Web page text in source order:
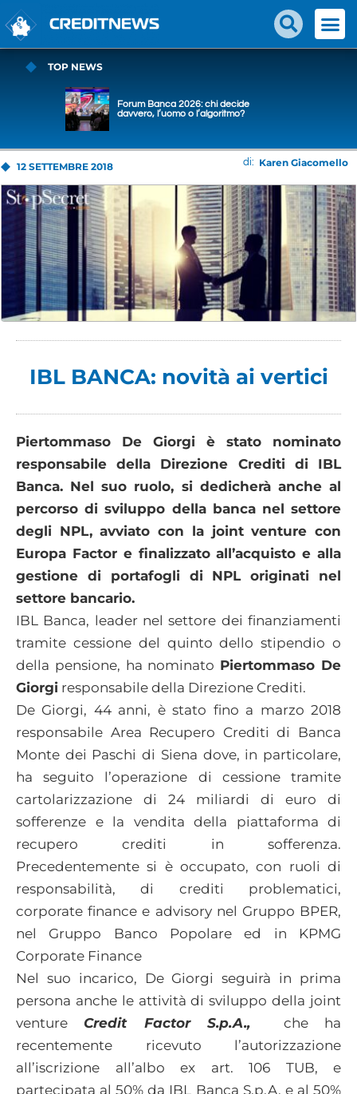
TOP NEWS
Forum Banca 2026: chi decide
davvero, l’uomo o l’algoritmo?
12 SETTEMBRE 2018 di: Karen Giacomello
IBL BANCA: novità ai vertici
Piertommaso De Giorgi è stato nominato
responsabile della Direzione Crediti di IBL
Banca. Nel suo ruolo, si dedicherà anche al
percorso di sviluppo della banca nel settore
degli NPL, avviato con la joint venture con
Europa Factor e finalizzato all’acquisto e alla
gestione di portafogli di NPL originati nel
settore bancario.
IBL Banca, leader nel settore dei finanziamenti
tramite cessione del quinto dello stipendio o
della pensione, ha nominato Piertommaso De
Giorgi responsabile della Direzione Crediti.
De Giorgi, 44 anni, è stato fino a marzo 2018
responsabile Area Recupero Crediti di Banca
Monte dei Paschi di Siena dove, in particolare,
ha seguito l’operazione di cessione tramite
cartolarizzazione di 24 miliardi di euro di
sofferenze e la vendita della piattaforma di
recupero crediti in sofferenza.
Precedentemente si è occupato, con ruoli di
responsabilità, di crediti problematici,
corporate finance e advisory nel Gruppo BPER,
nel Gruppo Banco Popolare ed in KPMG
Corporate Finance
Nel suo incarico, De Giorgi seguirà in prima
persona anche le attività di sviluppo della joint
venture Credit Factor S.p.A.,
che ha
recentemente ricevuto l’autorizzazione
all’iscrizione all’albo ex art. 106 TUB, e
partecipata al 50% da IBL Banca S.p.A. e al 50%